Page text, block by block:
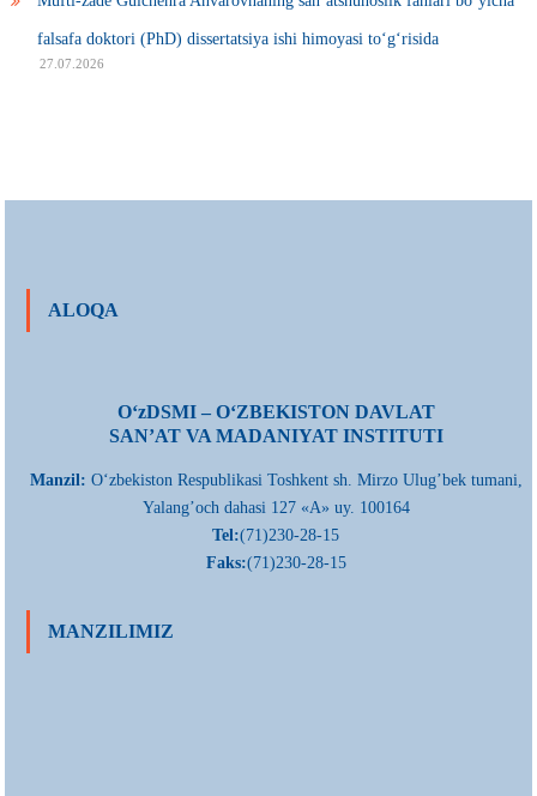
falsafa doktori (PhD) dissertatsiya ishi himoyasi to‘g‘risida
27.07.2026
ALOQA
О‘zDSMI – О‘ZBEKISTON DAVLAT
SAN’AT VA MADANIYAT INSTITUTI
Manzil: О‘zbekiston Respublikasi Toshkent sh. Mirzo Ulug’bek tumani,
Yalang’och dahasi 127 «A» uy. 100164
Tel:(71)230-28-15
Faks:(71)230-28-15
MANZILIMIZ